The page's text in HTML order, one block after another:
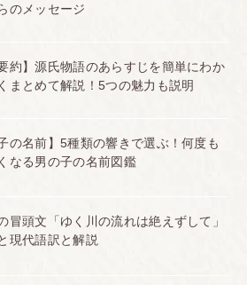
のメッセージ
約】源氏物語のあらすじを簡単にわか
まとめて解説！5つの魅力も説明
の名前】5種類の響きで選ぶ！何度も
なる男の子の名前図鑑
冒頭文「ゆく川の流れは絶えずして」
現代語訳と解説